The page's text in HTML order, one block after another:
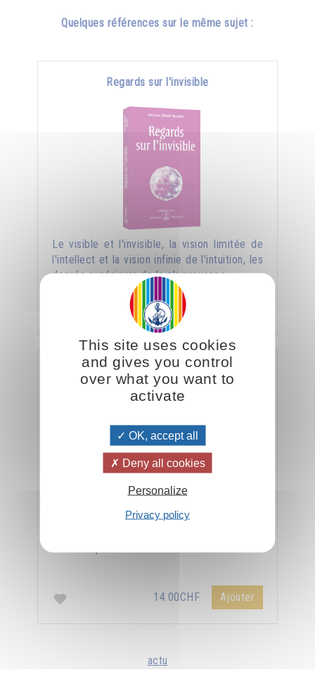
Quelques références sur le même sujet :
Regards sur l'invisible
Le visible et l'invisible, la vision limitée de
l'intellect et la vision infinie de l'intuition, les
degrés supérieurs de la clairvoyance.
14.00CHF
Nature humaine et nature divine
14.00CHF Ajouter
actu
This site uses cookies
and gives you control
over what you want to
activate
OK, accept all
Deny all cookies
Personalize
Privacy policy